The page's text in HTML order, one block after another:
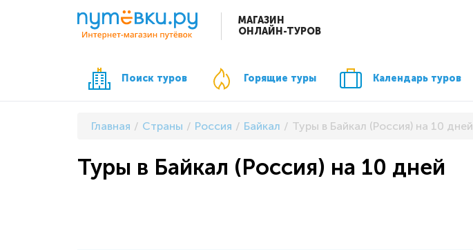
МАГАЗИН
ОНЛАЙН-ТУРОВ
Поиск туров Горящие туры Календарь туров
Главная Страны Россия Байкал Туры в Байкал (Россия) на 10 дней
Туры в Байкал (Россия) на 10 дней